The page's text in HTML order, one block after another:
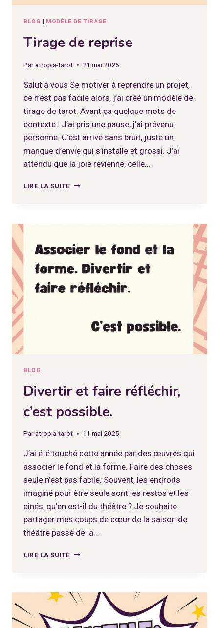
BLOG MODÈLE DE TIRAGE
Tirage de reprise
Paratropia-tarot 21 mai 2025
Salut à vous Se motiver à reprendre un projet,
ce n’est pas facile alors, j’ai créé un modèle de
tirage de tarot. Avant ça quelque mots de
contexte : J’ai pris une pause, j’ai prévenu
personne. C’est arrivé sans bruit, juste un
manque d’envie qui s’installe et grossi. J’ai
attendu que la joie revienne, celle…
LIRE LA SUITETIRAGE
BLOG
Divertir et faire réfléchir,
c’est possible.
Paratropia-tarot 11 mai 2025
J’ai été touché cette année par des œuvres qui
associer le fond et la forme. Faire des choses
seule n’est pas facile. Souvent, les endroits
imaginé pour être seule sont les restos et les
cinés, qu’en est-il du théâtre ? Je souhaite
partager mes coups de cœur de la saison de
théâtre passé de la…
LIRE LA SUITEDIVERTIR
C’EST
POSSIBLE.